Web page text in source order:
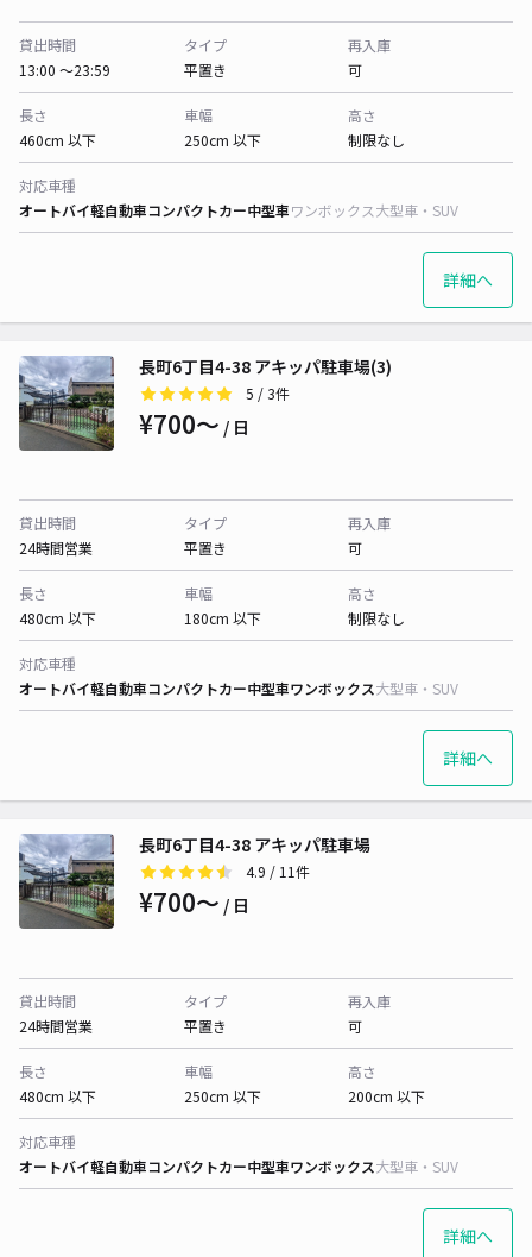
貸出時間
13:00 〜23:59
タイプ
平置き
再入庫
可
長さ
460cm 以下
車幅
250cm 以下
高さ
制限なし
対応車種
オートバイ軽自動車コンパクトカー中型車ワンボックス大型車・SUV
詳細へ
長町6丁目4-38 アキッパ駐車場(3)
5 / 3件
¥700〜 / 日
貸出時間
24時間営業
タイプ
平置き
再入庫
可
長さ
480cm 以下
車幅
180cm 以下
高さ
制限なし
対応車種
オートバイ軽自動車コンパクトカー中型車ワンボックス大型車・SUV
詳細へ
長町6丁目4-38 アキッパ駐車場
4.9 / 11件
¥700〜 / 日
貸出時間
24時間営業
タイプ
平置き
再入庫
可
長さ
480cm 以下
車幅
250cm 以下
高さ
200cm 以下
対応車種
オートバイ軽自動車コンパクトカー中型車ワンボックス大型車・SUV
詳細へ